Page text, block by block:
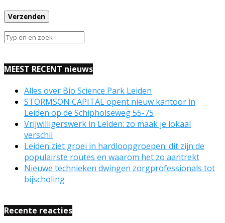
MEEST RECENT nieuws
Alles over Bio Science Park Leiden
STORMSON CAPITAL opent nieuw kantoor in
Leiden op de Schipholseweg 55-75
Vrijwilligerswerk in Leiden: zo maak je lokaal
verschil
Leiden ziet groei in hardloopgroepen: dit zijn de
populairste routes en waarom het zo aantrekt
Nieuwe technieken dwingen zorgprofessionals tot
bijscholing
Recente reacties